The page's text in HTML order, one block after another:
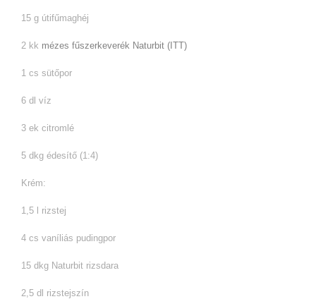
15 g útifűmaghéj
2 kk mézes fűszerkeverék Naturbit (ITT)
1 cs sütőpor
6 dl víz
3 ek citromlé
5 dkg édesítő (1:4)
Krém:
1,5 l rizstej
4 cs vaníliás pudingpor
15 dkg Naturbit rizsdara
2,5 dl rizstejszín